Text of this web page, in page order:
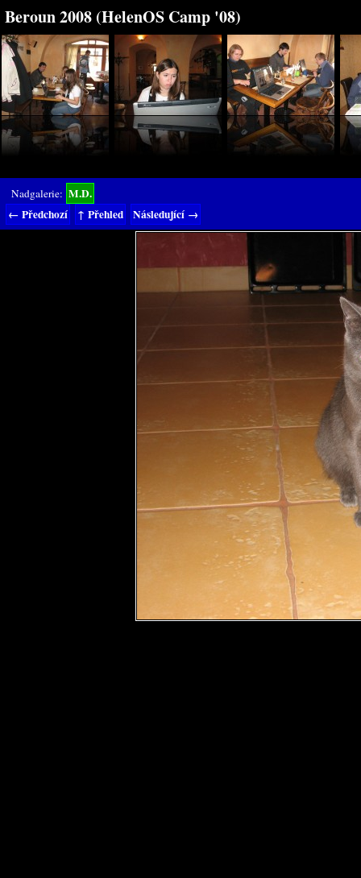
Beroun 2008 (HelenOS Camp '08)
Nadgalerie: M.D.
← Předchozí
↑ Přehled Následující →